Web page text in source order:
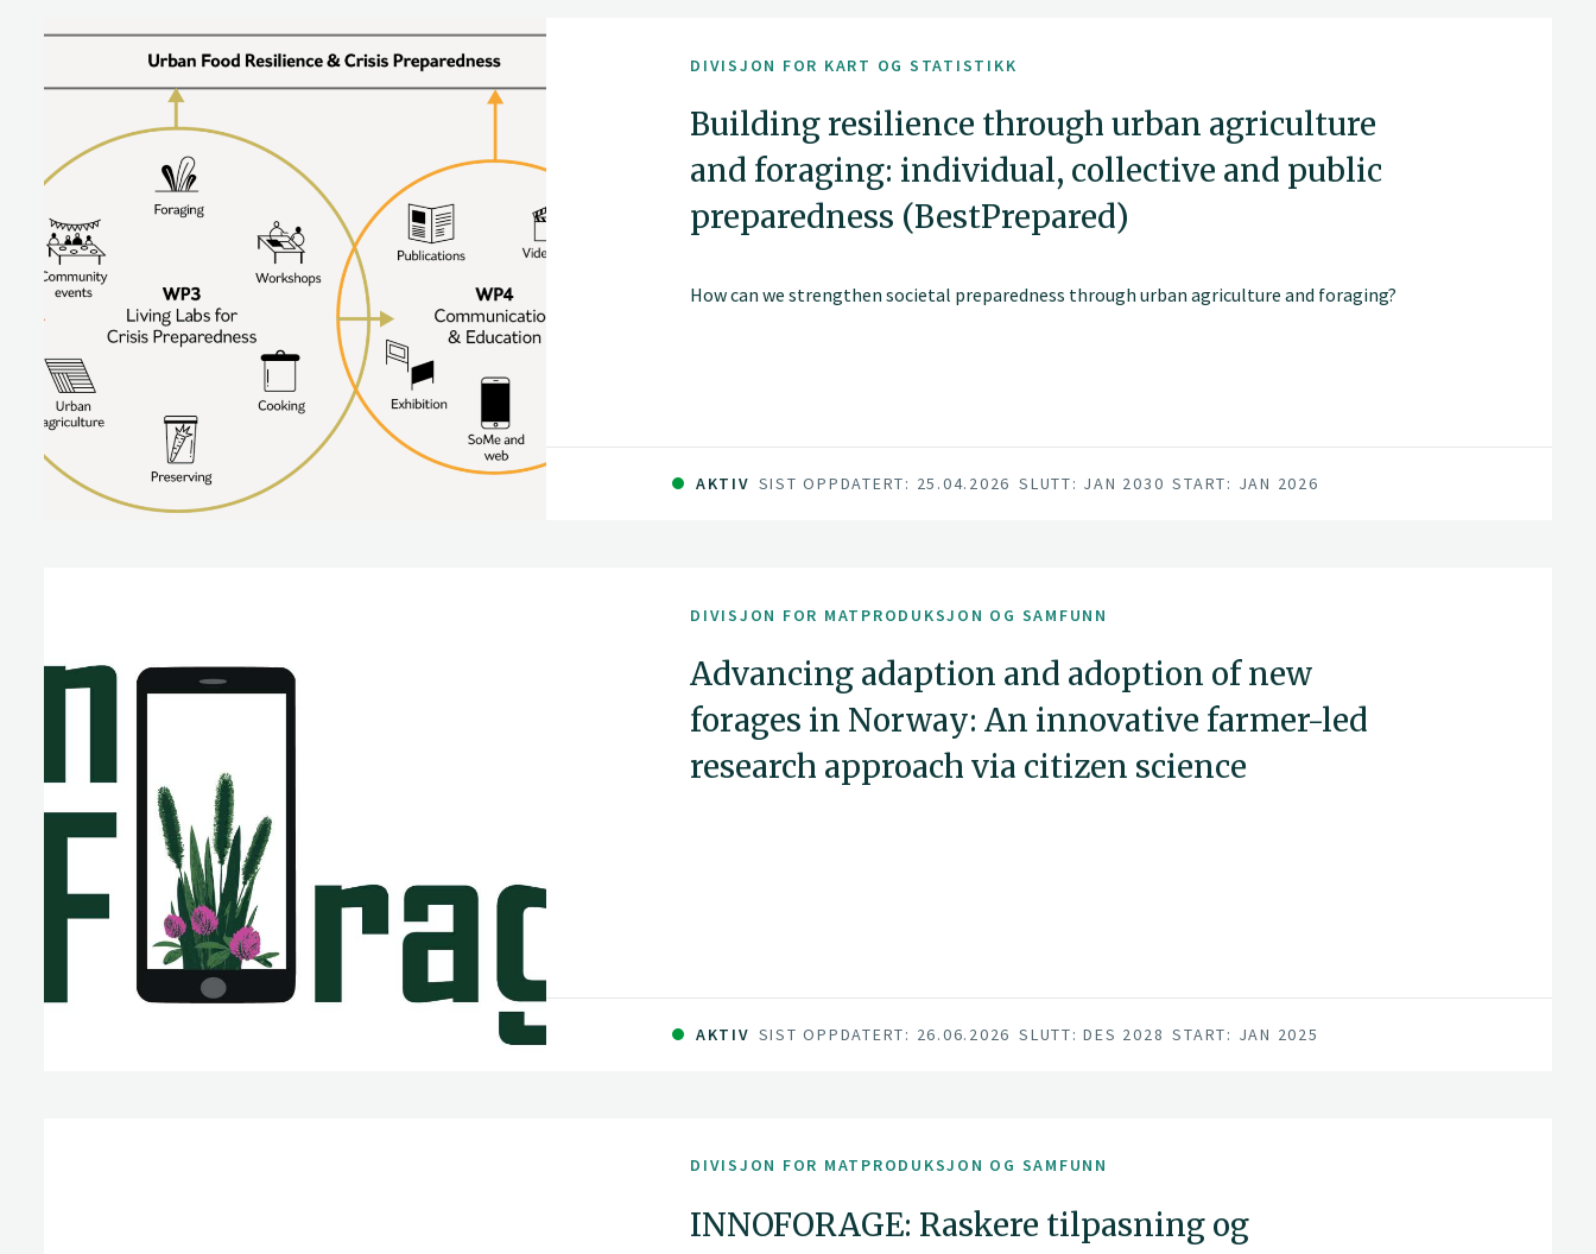
DIVISJON FOR KART OG STATISTIKK
Building resilience through urban agriculture
and foraging: individual, collective and public
preparedness (BestPrepared)
How can we strengthen societal preparedness through urban agriculture and foraging?
AKTIV SIST OPPDATERT: 25.04.2026 SLUTT: JAN 2030 START: JAN 2026
DIVISJON FOR MATPRODUKSJON OG SAMFUNN
Advancing adaption and adoption of new
forages in Norway: An innovative farmer-led
research approach via citizen science
AKTIV SIST OPPDATERT: 26.06.2026 SLUTT: DES 2028 START: JAN 2025
DIVISJON FOR MATPRODUKSJON OG SAMFUNN
INNOFORAGE: Raskere tilpasning og